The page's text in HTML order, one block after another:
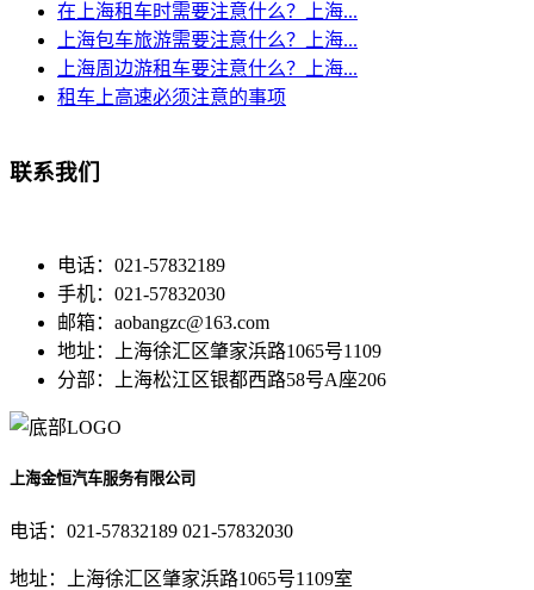
在上海租车时需要注意什么？上海...
上海包车旅游需要注意什么？上海...
上海周边游租车要注意什么？上海...
租车上高速必须注意的事项
联系我们
电话：021-57832189
手机：021-57832030
邮箱：aobangzc@163.com
地址：上海徐汇区肇家浜路1065号1109
分部：上海松江区银都西路58号A座206
上海金恒汽车服务有限公司
电话：021-57832189 021-57832030
地址：上海徐汇区肇家浜路1065号1109室